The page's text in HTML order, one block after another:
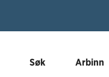
Søk Arbinn